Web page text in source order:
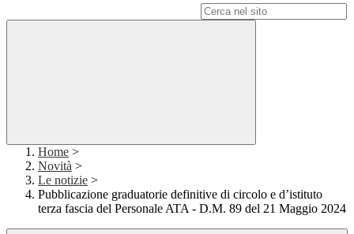
Home >
Novità >
Le notizie >
Pubblicazione graduatorie definitive di circolo e d’istituto
terza fascia del Personale ATA - D.M. 89 del 21 Maggio 2024